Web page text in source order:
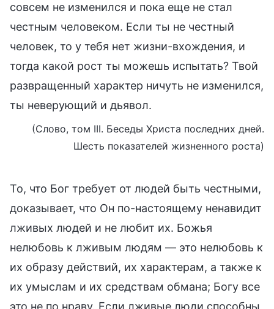
совсем не изменился и пока еще не стал
честным человеком. Если ты не честный
человек, то у тебя нет жизни-вхождения, и
тогда какой рост ты можешь испытать? Твой
развращенный характер ничуть не изменился,
ты неверующий и дьявол.
(Слово, том III. Беседы Христа последних дней.
Шесть показателей жизненного роста)
То, что Бог требует от людей быть честными,
доказывает, что Он по-настоящему ненавидит
лживых людей и не любит их. Божья
нелюбовь к лживым людям — это нелюбовь к
их образу действий, их характерам, а также к
их умыслам и их средствам обмана; Богу все
это не по нраву. Если лживые люди способны